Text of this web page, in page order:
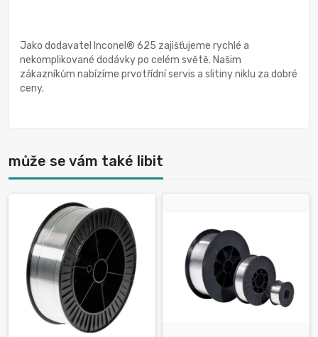
Jako dodavatel Inconel® 625 zajišťujeme rychlé a
nekomplikované dodávky po celém světě. Našim
zákazníkům nabízíme prvotřídní servis a slitiny niklu za dobré
ceny.
může se vám také libit